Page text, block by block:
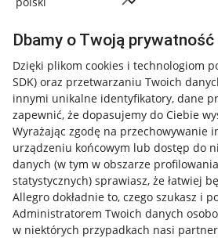
Dbamy o Twoją prywatność
Dzięki plikom cookies i technologiom
SDK) oraz przetwarzaniu Twoich
innymi unikalne identyfikatory, dane
zapewnić, że dopasujemy do Ciebie
Wyrażając zgodę na przechowywanie
urządzeniu końcowym lub dostęp do
danych (w tym w obszarze
statystycznych) sprawiasz, że łatwiej
Allegro dokładnie to, czego szukasz i
Administratorem Twoich danych
w niektórych przypadkach nasi